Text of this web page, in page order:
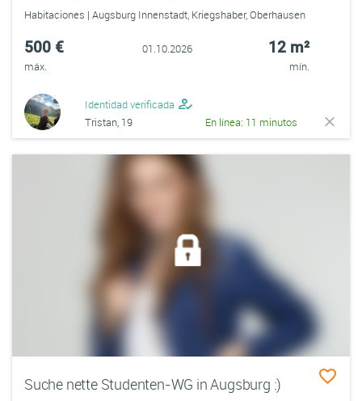
Habitaciones | Augsburg Innenstadt, Kriegshaber, Oberhausen
500 €
máx.
01.10.2026 12 m²
mín.
Identidad verificada
Tristan, 19
En línea: 11 minutos
Suche nette Studenten-WG in Augsburg :)